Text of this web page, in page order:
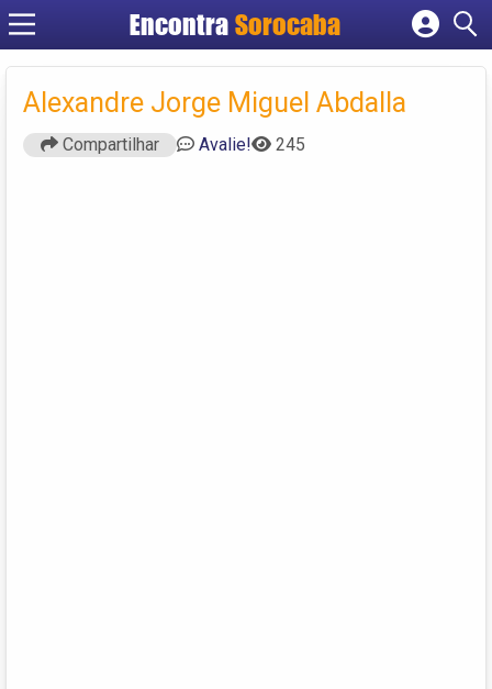
EncontraSorocaba
Cadastrar empresa
Criar conta
Alexandre Jorge Miguel Abdalla
Compartilhar Avalie! 245